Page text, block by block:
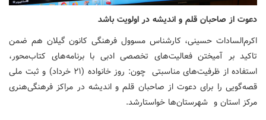
دعوت از صاحبان قلم و اندیشه در اولویت باشد
اکرم‌السادات حسینی، کارشناس مسوول فرهنگی‌ کانون گیلان هم ضمن
تاکید بر آمیختن فعالیت‌های تخصصی ادبی با برنامه‌های کتاب‌محور،
استفاده از ظرفیت‌های مناسبتی چون: روز خانواده (۲۱ خرداد) و ثبت ملی
قصه‌گویی را برای دعوت از صاحبان قلم و اندیشه در مراکز فرهنگی‌هنری
مرکز استان و شهرستان‌ها خواستارشد.